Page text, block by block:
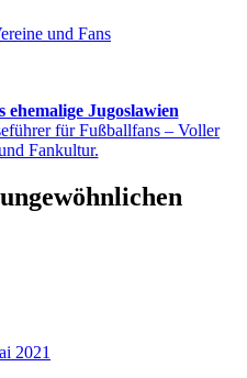
und Fans
Jugoslawien
für Fußballfans – Voller
Fankultur.
2021